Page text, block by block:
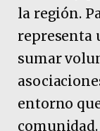
la región.
representa
sumar
entorno
comunidad.